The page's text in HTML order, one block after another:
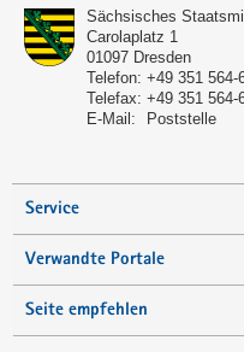
Sächsisches
Carolaplatz 1
01097 Dresden
Telefon: +49 351 564-
Telefax: +49 351 564-
E-Mail:
Poststelle
Service
Verwandte Portale
Seite empfehlen